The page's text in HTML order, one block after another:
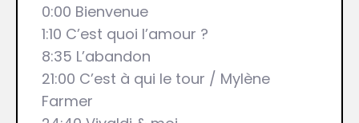
0:00 Bienvenue
1:10 C’est quoi l’amour ?
8:35 L’abandon
21:00 C’est à qui le tour / Mylène
Farmer